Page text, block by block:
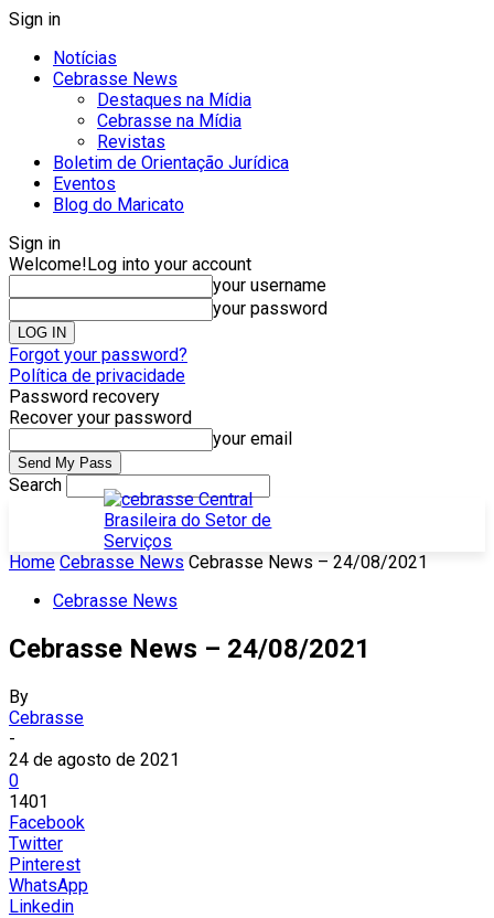
Sign in
Notícias
Cebrasse News
Destaques na Mídia
Cebrasse na Mídia
Revistas
Boletim de Orientação Jurídica
Eventos
Blog do Maricato
Sign in
Welcome!Log into your account
your username
your password
Forgot your password?
Política de privacidade
Password recovery
Recover your password
your email
Search
Home Cebrasse News Cebrasse News – 24/08/2021
Cebrasse News
Cebrasse News – 24/08/2021
By
Cebrasse
-
24 de agosto de 2021
0
1401
Facebook
Twitter
Pinterest
WhatsApp
Linkedin